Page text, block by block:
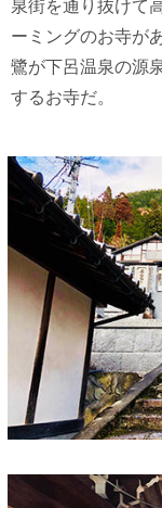
泉街を通り抜けて
ーミングのお寺が
鷺が下呂温泉の源
するお寺だ。